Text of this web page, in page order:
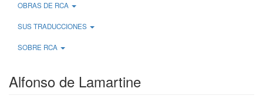
OBRAS DE RCA
SUS TRADUCCIONES
SOBRE RCA
Alfonso de Lamartine